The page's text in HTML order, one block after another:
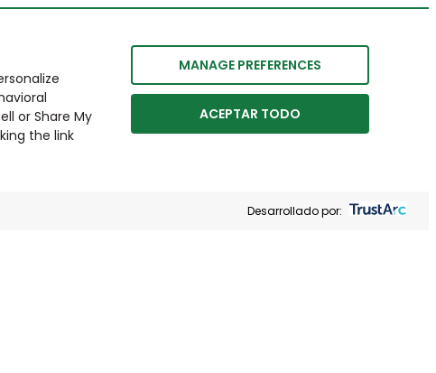
or Share My
the link
MANAGE PREFERENCES
ACEPTAR TODO
Desarrollado por: